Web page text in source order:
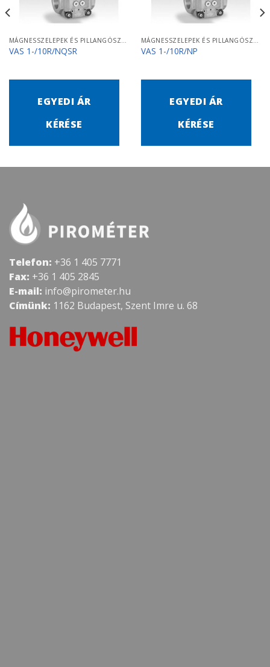
MÁGNESSZELEPEK ÉS PILLANGÓSZELEPEK
VAS 1-/10R/NQSR
EGYEDI ÁR
KÉRÉSE
MÁGNESSZELEPEK ÉS PILLANGÓSZELEPEK
VAS 1-/10R/NP
EGYEDI ÁR
KÉRÉSE
Telefon: +36 1 405 7771
Fax: +36 1 405 2845
E-mail: info@pirometer.hu
Címünk: 1162 Budapest, Szent Imre u. 68